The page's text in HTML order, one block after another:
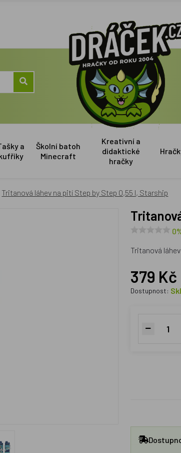
a
Školní batoh
Minecraft
Kreativní a
didaktické
hračky
Tritanová láhev na pití Step by Step 0,55 l, Starship
Tritanová
379 Kč
Dostupnost: